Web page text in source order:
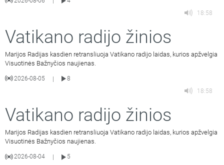
18:58
Vatikano radijo žinios
Marijos Radijas kasdien retransliuoja Vatikano radijo laidas, kurios apžvelgia
Visuotinės Bažnyčios naujienas.
2026-08-05 |
8
18:58
Vatikano radijo žinios
Marijos Radijas kasdien retransliuoja Vatikano radijo laidas, kurios apžvelgia
Visuotinės Bažnyčios naujienas.
2026-08-04
5